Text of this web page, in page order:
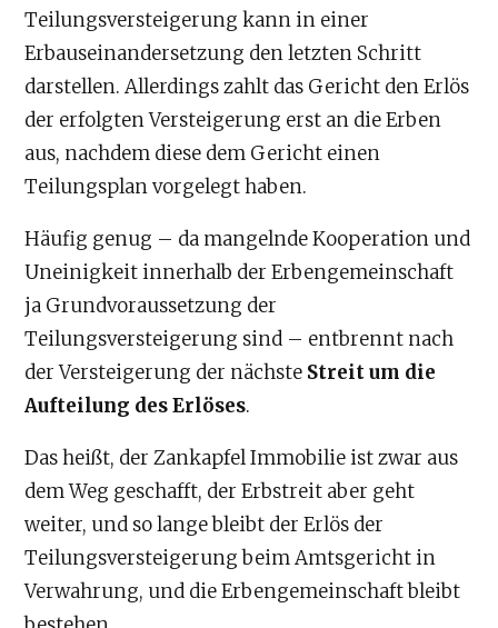
Teilungsversteigerung kann in einer
Erbauseinandersetzung den letzten Schritt
darstellen. Allerdings zahlt das Gericht den Erlös
der erfolgten Versteigerung erst an die Erben
aus, nachdem diese dem Gericht einen
Teilungsplan vorgelegt haben.
Häufig genug – da mangelnde Kooperation und
Uneinigkeit innerhalb der Erbengemeinschaft
ja Grundvoraussetzung der
Teilungsversteigerung sind – entbrennt nach
der Versteigerung der nächste Streit um die
Aufteilung des Erlöses.
Das heißt, der Zankapfel Immobilie ist zwar aus
dem Weg geschafft, der Erbstreit aber geht
weiter, und so lange bleibt der Erlös der
Teilungsversteigerung beim Amtsgericht in
Verwahrung, und die Erbengemeinschaft bleibt